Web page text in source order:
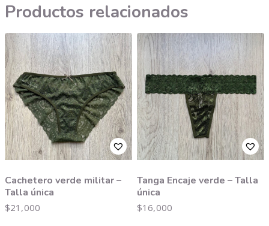
Productos relacionados
Cachetero verde militar –
Talla única
$21,000
Tanga Encaje verde – Talla
única
$16,000